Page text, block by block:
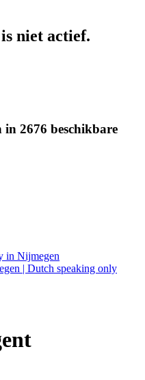
niet actief.
2676 beschikbare
in Nijmegen
| Dutch speaking only